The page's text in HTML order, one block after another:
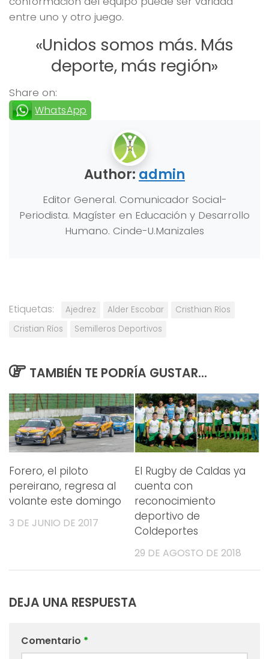
entre uno y otro juego.
«Unidos somos más. Más
deporte, más región»
Share on:
WhatsApp
Author: admin
Editor General. Comunicador Social-
Periodista. Magíster en Educación y Desarrollo
Humano. Cinde-U.Manizales
Etiquetas: Ajedrez Alder Escobar
Cristhian Ríos
Cristian Ríos
Semilleros Deportivos
TAMBIÉN TE PODRÍA GUSTAR...
Forero, el piloto
pereirano, regresa al
volante este domingo
3 DE JUNIO DE 2017
El Rugby de Caldas ya
cuenta con
reconocimiento
deportivo de
Coldeportes
29 DE AGOSTO DE 2018
DEJA UNA RESPUESTA
Comentario *